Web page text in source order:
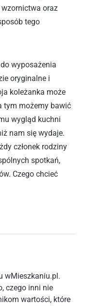
oraz
tego
wyposażenia
oryginalne i
koleżanka może
tym możemy bawić
wygląd kuchni
nam się wydaje.
członek rodziny
spotkań,
Czego chcieć
wMieszkaniu.pl.
czego inni nie
wartości, które